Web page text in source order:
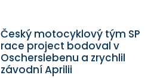
Český motocyklový tým SP
race project bodoval v
Oscherslebenu a zrychlil
závodní Aprilii